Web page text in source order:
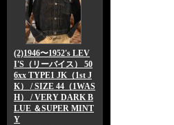
(2)1946〜1952's LEV
I'S（リーバイス） 50
6xx TYPE1 JK（1st J
K） / SIZE 44（1WAS
H） / VERY DARK B
LUE ＆SUPER MINT
Y